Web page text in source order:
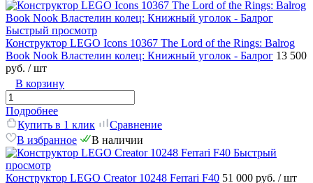
Быстрый просмотр
Конструктор LEGO Icons 10367 The Lord of the Rings: Balrog
Book Nook Властелин колец: Книжный уголок - Балрог 13 500
руб. / шт
В корзину
Подробнее
Купить в 1 клик
Сравнение
В избранное
В наличии
Быстрый
просмотр
Конструктор LEGO Creator 10248 Ferrari F40 51 000 руб. / шт